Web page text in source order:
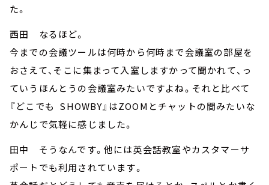
た。
西田 なるほど。
今までの会議ツールは何時から何時まで会議室の部屋を
おさえて、そこに集まって入室しますかって聞かれて、っ
ていうほんとうの会議室みたいですよね。それと比べて
『どこでも SHOWBY』はZOOMとチャットの間みたいな
かんじで気軽に感じました。
田中 そうなんです。他には英会話教室やカスタマーサ
ポートでも利用されています。